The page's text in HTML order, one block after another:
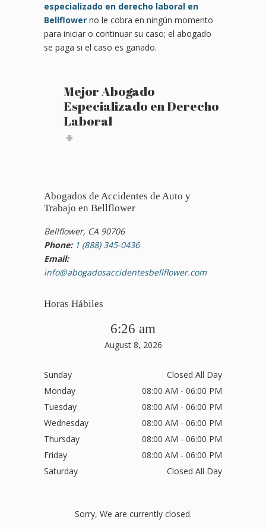
especializado en derecho laboral en
Bellflower no le cobra en ningún momento
para iniciar o continuar su caso; el abogado
se paga si el caso es ganado.
Mejor Abogado
Especializado en Derecho
Laboral
Abogados de Accidentes de Auto y
Trabajo en Bellflower
Bellflower, CA 90706
Phone: 1 (888) 345-0436
Email:
info@abogadosaccidentesbellflower.com
Horas Hábiles
6:26 am
August 8, 2026
Sunday
Closed All Day
Monday
08:00 AM - 06:00 PM
Tuesday
08:00 AM - 06:00 PM
Wednesday
08:00 AM - 06:00 PM
Thursday
08:00 AM - 06:00 PM
Friday
08:00 AM - 06:00 PM
Saturday
Closed All Day
Sorry, We are currently closed.